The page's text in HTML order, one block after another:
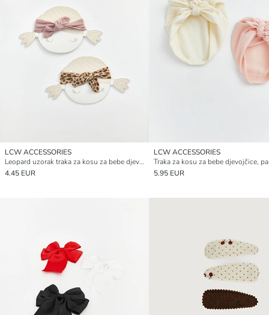
LCW ACCESSORIES
Leopard uzorak traka za kosu za bebe djevojčice 2 komada
4.45 EUR
LCW ACCESSORIES
5.95 EUR